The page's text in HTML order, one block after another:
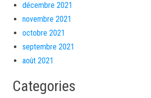
décembre 2021
novembre 2021
octobre 2021
septembre 2021
août 2021
Categories